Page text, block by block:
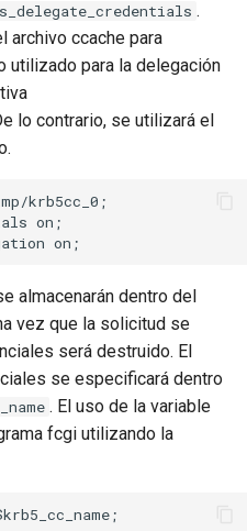
.
archivo ccache para
utilizado para la delegación
lo contrario, se utilizará el
krb5cc_0;
on;
almacenarán dentro del
vez que la solicitud se
será destruido. El
se especificará dentro
. El uso de la variable
fcgi utilizando la